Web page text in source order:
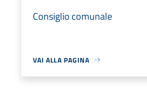
Consiglio comunale
VAI ALLA PAGINA